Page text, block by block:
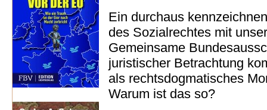
Ein durchaus
des Sozialrechtes mit
Gemeinsame
juristischer Betrachtung
als rechtsdogmatisches
Warum ist das so?